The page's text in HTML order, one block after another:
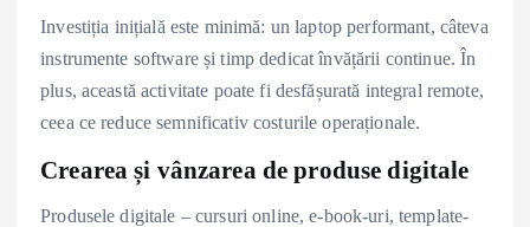
Investiția inițială este minimă: un laptop performant, câteva
instrumente software și timp dedicat învățării continue. În
plus, această activitate poate fi desfășurată integral remote,
ceea ce reduce semnificativ costurile operaționale.
Crearea și vânzarea de produse digitale
Produsele digitale – cursuri online, e-book-uri, template-